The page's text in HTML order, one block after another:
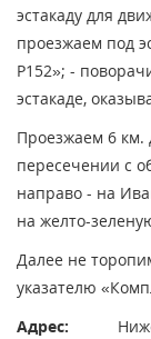
эстакаду для
проезжаем под
Р152»; -
эстакаде,
Проезжаем 6 км.
пересечении с
направо - на
на желто-
Далее не
указателю
Адрес: